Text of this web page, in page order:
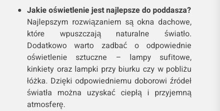
Jakie oświetlenie jest najlepsze do poddasza?
Najlepszym rozwiązaniem są okna dachowe,
które wpuszczają naturalne światło.
Dodatkowo warto zadbać o odpowiednie
oświetlenie sztuczne – lampy sufitowe,
kinkiety oraz lampki przy biurku czy w pobliżu
łóżka. Dzięki odpowiedniemu doborowi źródeł
światła można uzyskać ciepłą i przyjemną
atmosferę.